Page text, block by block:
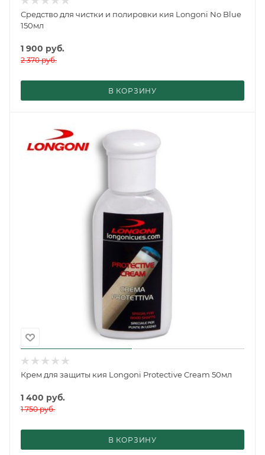
Средство для чистки и полировки кия Longoni No Blue
150мл
1 900 руб.
2 370руб.
В КОРЗИНУ
Крем для защиты кия Longoni Protective Cream 50мл
1 400 руб.
1 750руб.
В КОРЗИНУ